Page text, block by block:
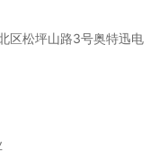
区松坪山路3号奥特迅电